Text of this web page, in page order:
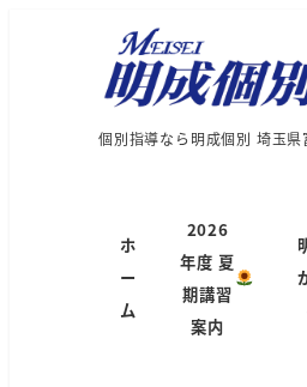
個別指導なら明成個別 埼玉
ホ
ー
ム
2026
年度 夏
期講習
案内